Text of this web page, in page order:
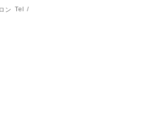
ン Tel /